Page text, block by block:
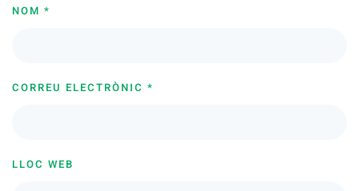
NOM *
CORREU ELECTRÒNIC *
LLOC WEB